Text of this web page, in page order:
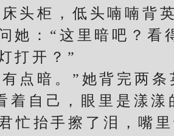
柜，低头喃喃背英
：“这里暗吧？看
打开？”
暗。”她背完两条
着自己，眼里是漾漾
忙抬手擦了泪，嘴